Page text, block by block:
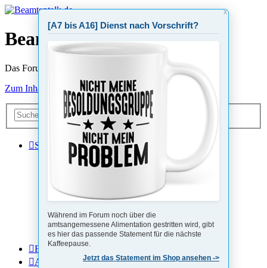
X
[A7 bis A16] Dienst nach Vorschrift?
Während im Forum noch über die
amtsangemessene Alimentation gestritten wird, gibt
es hier das passende Statement für die nächste
Kaffeepause.
Jetzt das Statement im Shop ansehen ->
Beamtentalk.de
Das Forum von Beamten für Beamte
Zum Inhalt
SucheErweiterte
Suche
Schnellzugriff
Unbeantwortete Themen
Beihilfe-App
Impressum
FAQ
Anmelden